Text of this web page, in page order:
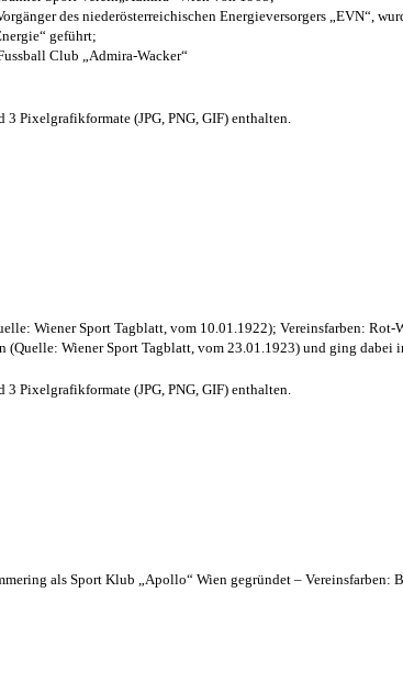
des niederösterreichischen Energieversorgers „EVN“,
geführt;
Club „Admira-Wacker“
Pixelgrafikformate (JPG, PNG, GIF) enthalten.
Wiener Sport Tagblatt, vom 10.01.1922); Vereinsfarben: Rot-
(Quelle: Wiener Sport Tagblatt, vom 23.01.1923) und ging dabei
Pixelgrafikformate (JPG, PNG, GIF) enthalten.
als Sport Klub „Apollo“ Wien gegründet – Vereinsfarben: